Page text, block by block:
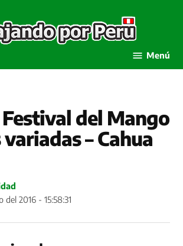
por
Menú
del Mango
– Cahua
del 2016 - 15:58:31